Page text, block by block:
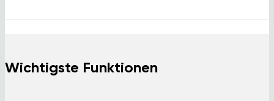
Wichtigste Funktionen